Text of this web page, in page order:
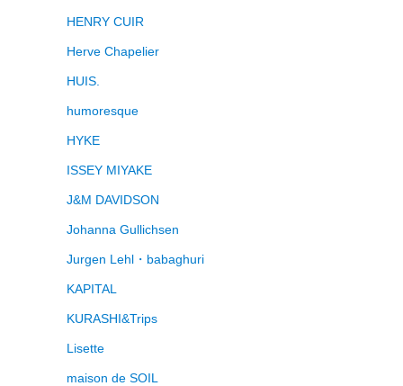
HENRY CUIR
Herve Chapelier
HUIS.
humoresque
HYKE
ISSEY MIYAKE
J&M DAVIDSON
Johanna Gullichsen
Jurgen Lehl・babaghuri
KAPITAL
KURASHI&Trips
Lisette
maison de SOIL